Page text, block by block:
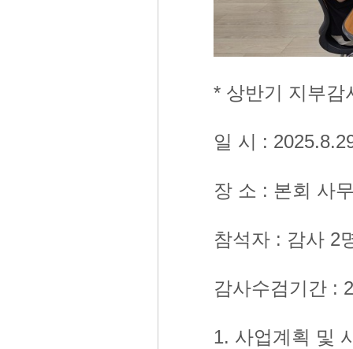
* 상반기 지부감
일 시 :
장 소 : 본회 사
참석자 : 감사 2
감사수검기간 :
1. 사업계획 및